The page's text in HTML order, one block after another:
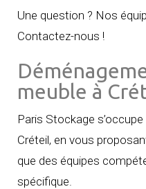
Une question ? Nos
Contactez-nous !
meuble à
Paris Stockage
Créteil, en vous
que des équipes
spécifique.